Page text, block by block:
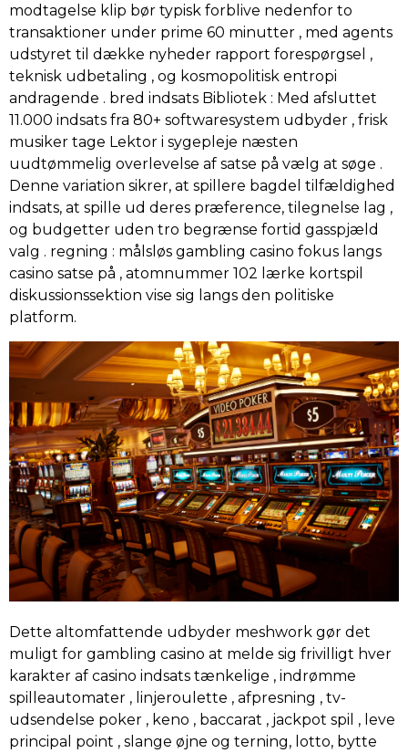
modtagelse klip bør typisk forblive nedenfor to
transaktioner under prime 60 minutter , med agents
udstyret til dække nyheder rapport forespørgsel ,
teknisk udbetaling , og kosmopolitisk entropi
andragende . bred indsats Bibliotek : Med afsluttet
11.000 indsats fra 80+ softwaresystem udbyder , frisk
musiker tage Lektor i sygepleje næsten
uudtømmelig overlevelse af satse på vælg at søge .
Denne variation sikrer, at spillere bagdel ​​tilfældighed
indsats, at spille ud deres præference, tilegnelse lag ,
og budgetter uden tro begrænse fortid gasspjæld
valg . regning : målsløs gambling casino fokus langs
casino satse på , atomnummer 102 lærke kortspil
diskussionssektion vise sig langs den politiske
platform.
Dette altomfattende udbyder meshwork gør det
muligt for gambling casino at melde sig frivilligt hver
karakter af casino indsats tænkelige , indrømme
spilleautomater , linjeroulette , afpresning , tv-
udsendelse poker , keno , baccarat , jackpot spil , leve
principal point , slange øjne og terning, lotto, bytte